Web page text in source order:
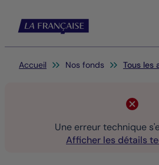
Vous êtes ici:
Accueil Nos fonds Tous les
Une erreur technique
Afficher les détails